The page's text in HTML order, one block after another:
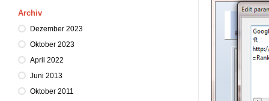
Archiv
Dezember 2023
Oktober 2023
April 2022
Juni 2013
Oktober 2011